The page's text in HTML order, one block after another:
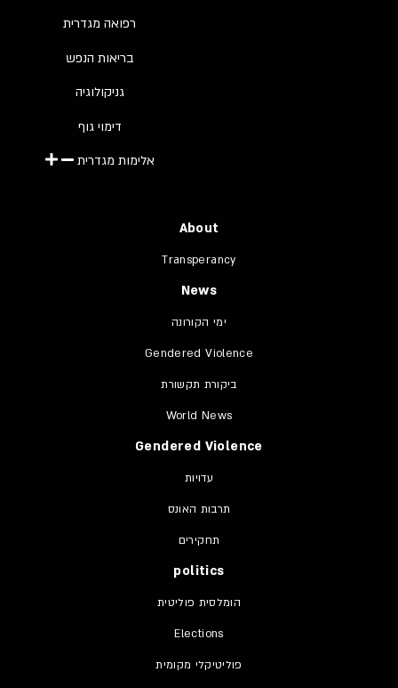
רפואה מגדרית
בריאות הנפש
גניקולוגיה
דימוי גוף
אלימות מגדרית
About
Transperancy
News
ימי הקורונה
Gendered Violence
ביקורת תקשורת
World News
Gendered Violence
עדויות
תרבות האונס
תחקירים
politics
הומלסית פוליטית
Elections
פוליטיקלי מקומית